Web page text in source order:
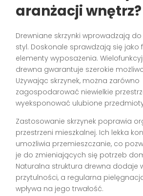
aranżacji wnętrz?
Drewniane skrzynki wprowadzają
styl. Doskonale sprawdzają się jako
elementy wyposażenia.
drewna gwarantuje szerokie
Używając skrzynek, można zarówno
zagospodarować niewielkie
wyeksponować ulubione
Zastosowanie skrzynek poprawia
przestrzeni mieszkalnej. Ich lekka
umożliwia przemieszczanie, co
je do zmieniających się potrzeb
Naturalna struktura drewna dodaje
przytulności, a regularna
wpływa na jego trwałość.